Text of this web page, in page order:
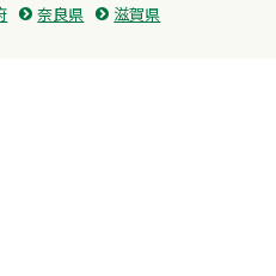
奈良県
滋賀県